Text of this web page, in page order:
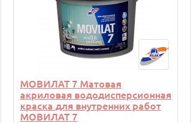
МОВИЛАТ 7 Матовая
акриловая вододисперсионная
краска для внутренних работ
МОВИЛАТ 7